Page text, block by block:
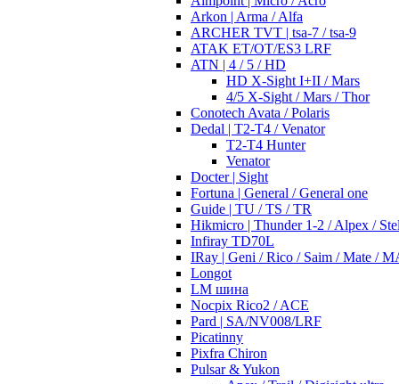
Arkon | Arma / Alfa
ARCHER TVT | tsa-7 / tsa-9
ATAK ET/OT/ES3 LRF
ATN | 4 / 5 / HD
HD X-Sight I+II / Mars
4/5 X-Sight / Mars / Thor
Conotech Avata / Polaris
Dedal | T2-T4 / Venator
T2-T4 Hunter
Venator
Docter | Sight
Fortuna | General / General one
Guide | TU / TS / TR
Hikmicro | Thunder 1-2 / Alpex /
Infiray TD70L
IRay | Geni / Rico / Saim / Mate /
Longot
LM шина
Nocpix Rico2 / ACE
Pard | SA/NV008/LRF
Picatinny
Pixfra Chiron
Pulsar & Yukon